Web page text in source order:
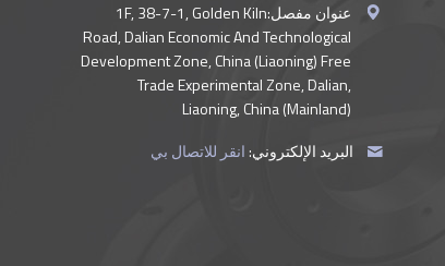
عنوان مفصل:1F, 38-7-1, Golden Kiln
Road, Dalian Economic And Technological
Development Zone, China (Liaoning) Free
Trade Experimental Zone, Dalian,
Liaoning, China (Mainland)
البريد الإلكتروني: انقر للاتصال بي